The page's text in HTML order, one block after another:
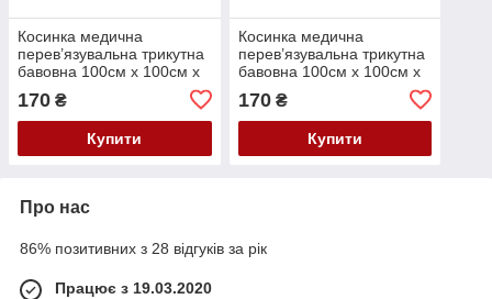
Косинка медична
перев’язувальна трикутна
бавовна 100см х 100см х
170 ₴
Купити
Косинка медична
перев’язувальна трикутна
бавовна 100см х 100см х
170₴
Купити
Про нас
86% позитивних з 28 відгуків за рік
Працює з 19.03.2020